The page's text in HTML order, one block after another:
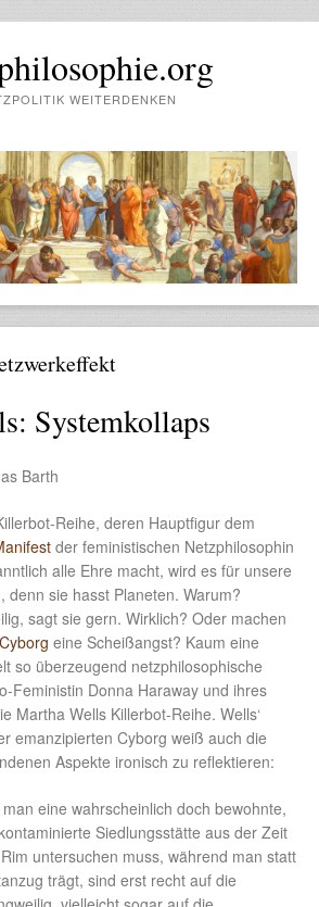
WEITERDENKEN
Systemkollaps
Barth
Reihe, deren Hauptfigur dem
der feministischen Netzphilosophin
alle Ehre macht, wird es für unsere
denn sie hasst Planeten. Warum?
sagt sie gern. Wirklich? Oder machen
Cyborg eine Scheißangst? Kaum eine
so überzeugend netzphilosophische
Feministin Donna Haraway und ihres
Martha Wells Killerbot-Reihe. Wells‘
emanzipierten Cyborg weiß auch die
Aspekte ironisch zu reflektieren:
eine wahrscheinlich doch bewohnte,
Siedlungsstätte aus der Zeit
untersuchen muss, während man statt
trägt, sind erst recht auf die